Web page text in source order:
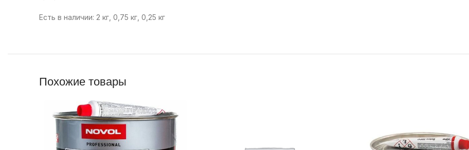
Есть в наличии: 2 кг, 0,75 кг, 0,25 кг
Похожие товары